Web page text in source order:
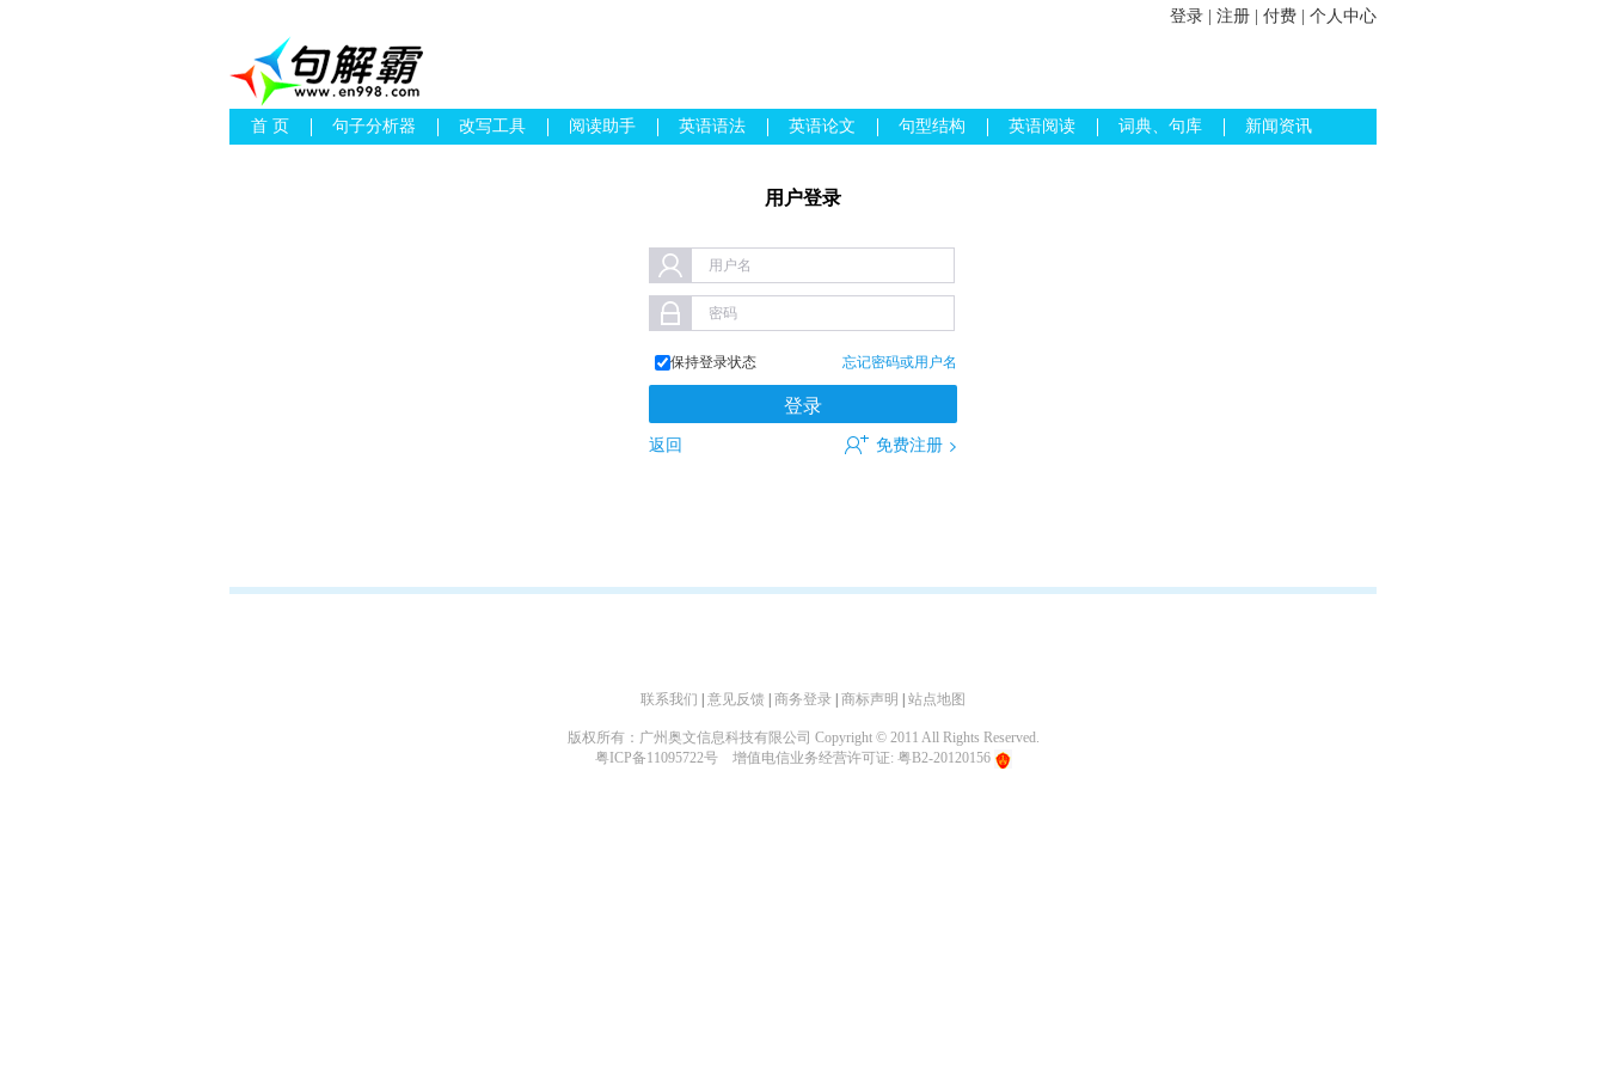
登录 注册 付费 个人中心
首 页 句子分析器 改写工具 阅读助手 英语语法 英语论文 句型结构 英语阅读 词典、句库 新闻资讯
用户登录
用户名
密码
保持登录状态 忘记密码或用户名
返回 免费注册
联系我们 意见反馈 商务登录 商标声明 站点地图
版权所有：广州奥文信息科技有限公司 Copyright © 2011 All Rights Reserved.
粤ICP备11095722号
增值电信业务经营许可证: 粤B2-20120156